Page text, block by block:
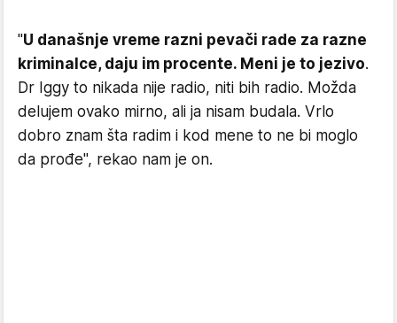
"U današnje vreme razni pevači rade za razne
kriminalce, daju im procente. Meni je to jezivo.
Dr Iggy to nikada nije radio, niti bih radio. Možda
delujem ovako mirno, ali ja nisam budala. Vrlo
dobro znam šta radim i kod mene to ne bi moglo
da prođe", rekao nam je on.